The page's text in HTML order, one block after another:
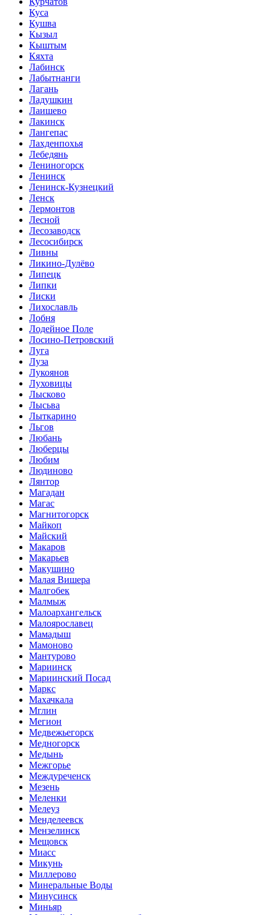
Куса
Кушва
Кызыл
Кыштым
Кяхта
Лабинск
Лабытнанги
Лагань
Ладушкин
Лаишево
Лакинск
Лангепас
Лахденпохья
Лебедянь
Лениногорск
Ленинск
Ленинск-Кузнецкий
Ленск
Лермонтов
Лесной
Лесозаводск
Лесосибирск
Ливны
Ликино-Дулёво
Липецк
Липки
Лиски
Лихославль
Лобня
Лодейное Поле
Лосино-Петровский
Луга
Луза
Лукоянов
Луховицы
Лысково
Лысьва
Лыткарино
Льгов
Любань
Люберцы
Любим
Людиново
Лянтор
Магадан
Магас
Магнитогорск
Майкоп
Майский
Макаров
Макарьев
Макушино
Малая Вишера
Малгобек
Малмыж
Малоархангельск
Малоярославец
Мамадыш
Мамоново
Мантурово
Мариинск
Мариинский Посад
Маркс
Махачкала
Мглин
Мегион
Медвежьегорск
Медногорск
Медынь
Межгорье
Междуреченск
Мезень
Меленки
Мелеуз
Менделеевск
Мензелинск
Мещовск
Миасс
Микунь
Миллерово
Минеральные Воды
Минусинск
Миньяр